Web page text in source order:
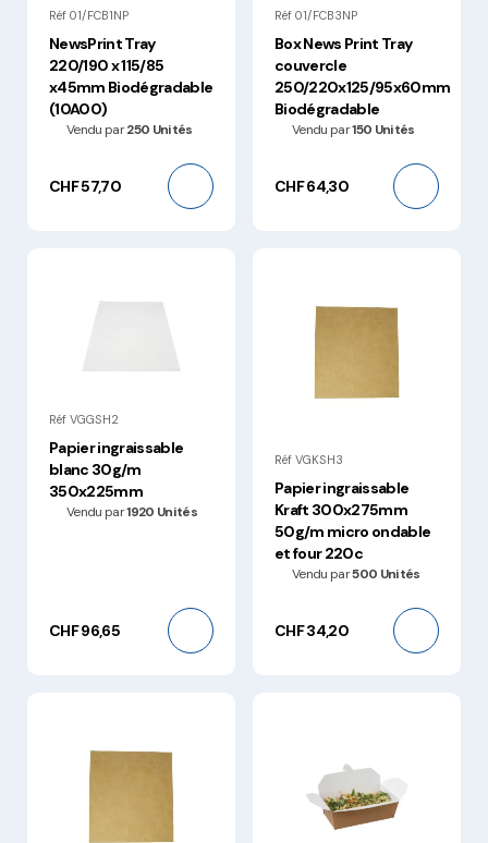
Réf 01/FCB1NP
NewsPrint Tray
220/190 x 115/85
x45mm Biodégradable
(10A00)
Vendu par250 Unités
CHF 57,70
Réf 01/FCB3NP
Box News Print Tray
couvercle
250/220x125/95x60mm
Biodégradable
Vendu par150 Unités
CHF 64,30
Réf VGGSH2
Papier ingraissable
blanc 30g/m
350x225mm
Vendu par1920 Unités
CHF 96,65
Réf VGKSH3
Papier ingraissable
Kraft 300x275mm
50g/m micro ondable
et four 220c
Vendu par500 Unités
CHF 34,20